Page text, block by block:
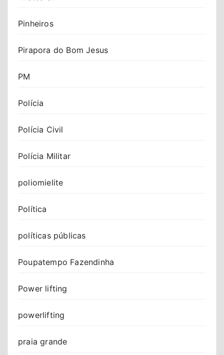
Pinheiros
Pirapora do Bom Jesus
PM
Polícia
Polícia Civil
Polícia Militar
poliomielite
Política
políticas públicas
Poupatempo Fazendinha
Power lifting
powerlifting
praia grande